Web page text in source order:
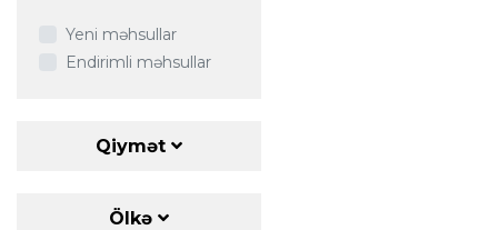
Yeni məhsullar
Endirimli məhsullar
Qiymət
Ölkə